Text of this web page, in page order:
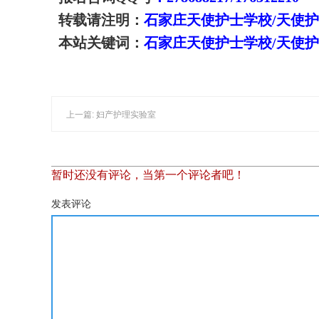
转载请注明： 石家庄天使护士学校/天使
本站关键词： 石家庄天使护士学校/天使
上一篇: 妇产护理实验室
暂时还没有评论，当第一个评论者吧！
发表评论